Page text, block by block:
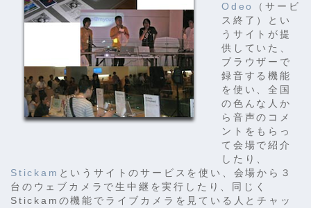
Odeo
（サービ
ス終了）とい
うサイトが提
供していた、
ブラウザーで
録音する機能
を使い、全国
の色んな人か
ら音声のコメ
ントをもらっ
て会場で紹介
したり、
Stickam というサイトのサービスを使い、会場から３
台のウェブカメラで生中継を実行したり、同じく
Stickamの機能でライブカメラを見ている人とチャッ